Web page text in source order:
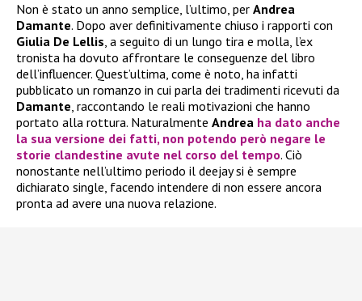
Non è stato un anno semplice, l’ultimo, per Andrea
Damante. Dopo aver definitivamente chiuso i rapporti con
Giulia De Lellis, a seguito di un lungo tira e molla, l’ex
tronista ha dovuto affrontare le conseguenze del libro
dell’influencer. Quest’ultima, come è noto, ha infatti
pubblicato un romanzo in cui parla dei tradimenti ricevuti da
Damante, raccontando le reali motivazioni che hanno
portato alla rottura. Naturalmente Andrea ha dato anche
la sua versione dei fatti, non potendo però negare le
storie clandestine avute nel corso del tempo. Ciò
nonostante nell’ultimo periodo il deejay si è sempre
dichiarato single, facendo intendere di non essere ancora
pronta ad avere una nuova relazione.